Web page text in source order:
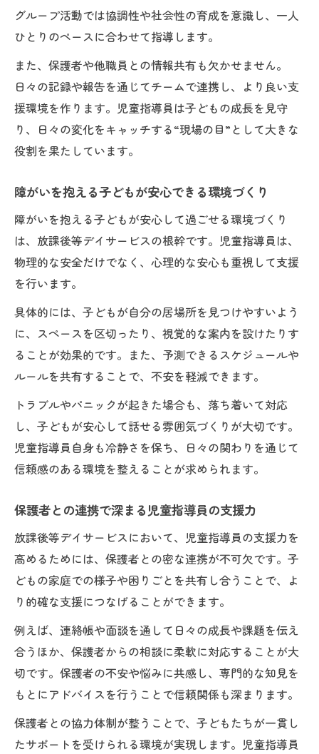
資格がなくてもできる放課後等デイサービ
スの仕事
児童指導員任用資格を目指すための現場経
験
実務経験を積みながら学ぶ支援のノウハウ
障がいを抱える子どもと向き合う心構え
グループ活動では協調性や社会性の育成を意識し、一人
ひとりのペースに合わせて指導します。
また、保護者や他職員との情報共有も欠かせません。
日々の記録や報告を通じてチームで連携し、より良い支
援環境を作ります。児童指導員は子どもの成長を見守
り、日々の変化をキャッチする“現場の目”として大きな
役割を果たしています。
障がいを抱える子どもが安心できる環境づくり
障がいを抱える子どもが安心して過ごせる環境づくり
は、放課後等デイサービスの根幹です。児童指導員は、
物理的な安全だけでなく、心理的な安心も重視して支援
を行います。
具体的には、子どもが自分の居場所を見つけやすいよう
に、スペースを区切ったり、視覚的な案内を設けたりす
ることが効果的です。また、予測できるスケジュールや
ルールを共有することで、不安を軽減できます。
トラブルやパニックが起きた場合も、落ち着いて対応
し、子どもが安心して話せる雰囲気づくりが大切です。
児童指導員自身も冷静さを保ち、日々の関わりを通じて
信頼感のある環境を整えることが求められます。
保護者との連携で深まる児童指導員の支援力
放課後等デイサービスにおいて、児童指導員の支援力を
高めるためには、保護者との密な連携が不可欠です。子
どもの家庭での様子や困りごとを共有し合うことで、よ
り的確な支援につなげることができます。
例えば、連絡帳や面談を通して日々の成長や課題を伝え
合うほか、保護者からの相談に柔軟に対応することが大
切です。保護者の不安や悩みに共感し、専門的な知見を
もとにアドバイスを行うことで信頼関係も深まります。
保護者との協力体制が整うことで、子どもたちが一貫し
たサポートを受けられる環境が実現します。児童指導員